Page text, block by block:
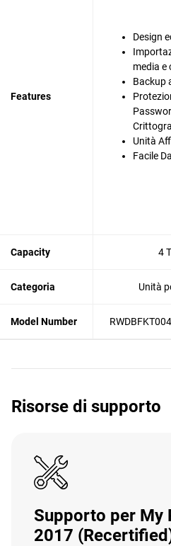
Features
Design
media e
Backup
Unità
Facile
Capacity 4
Categoria Unità
Model Number
Risorse di supporto
Supporto per My
2017